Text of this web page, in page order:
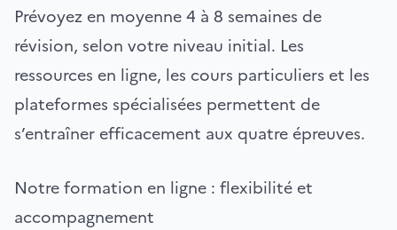
Prévoyez en moyenne 4 à 8 semaines de
révision, selon votre niveau initial. Les
ressources en ligne, les cours particuliers et les
plateformes spécialisées permettent de
s’entraîner efficacement aux quatre épreuves.
Notre formation en ligne : flexibilité et
accompagnement